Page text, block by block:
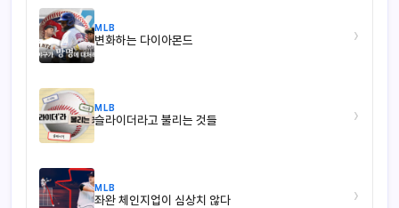
MLB
변화하는 다이아몬드 ›
MLB
슬라이더라고 불리는 것들 ›
MLB
좌완 체인지업이 심상치 않다 ›